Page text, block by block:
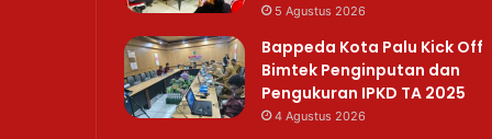
5 Agustus 2026
Bappeda Kota Palu Kick Off
Bimtek Penginputan dan
Pengukuran IPKD TA 2025
4 Agustus 2026